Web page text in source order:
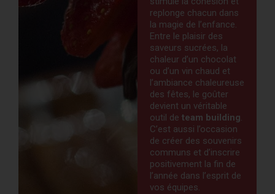
replonge chacun dans
la magie de l’enfance.
Entre le plaisir des
saveurs sucrées, la
chaleur d’un chocolat
ou d’un vin chaud et
l’ambiance chaleureuse
des fêtes, le goûter
devient un véritable
outil de team building.
C’est aussi l’occasion
de créer des souvenirs
communs et d’inscrire
positivement la fin de
l’année dans l’esprit de
vos équipes.